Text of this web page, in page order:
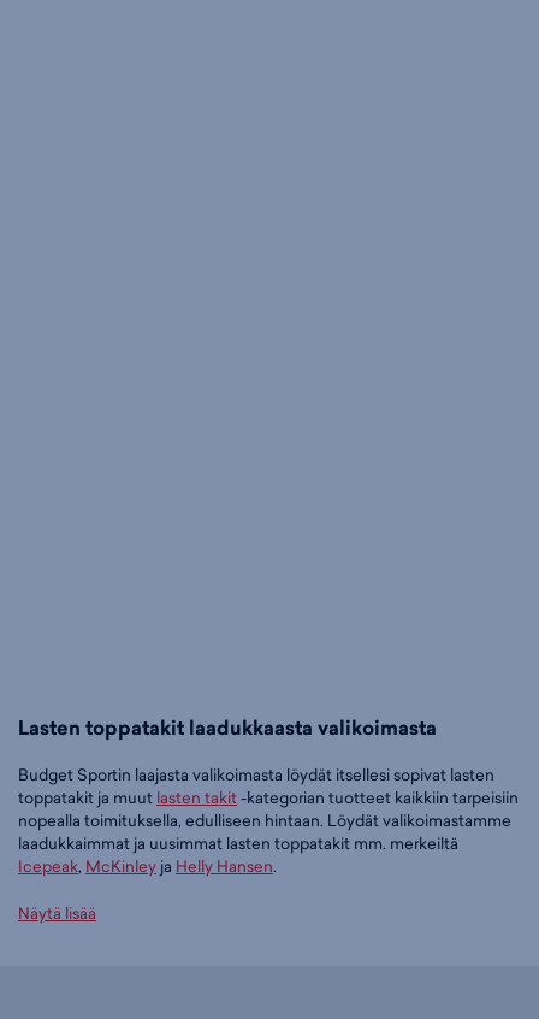
Lasten toppatakit laadukkaasta valikoimasta
Budget Sportin laajasta valikoimasta löydät itsellesi sopivat lasten
toppatakit ja muut lasten takit-kategorian tuotteet kaikkiin tarpeisiin
nopealla toimituksella, edulliseen hintaan. Löydät valikoimastamme
laadukkaimmat ja uusimmat lasten toppatakit mm. merkeiltä
Icepeak, McKinley ja Helly Hansen.
Tilaa lasten toppatakit edullisesti Budget Sportilta
Näytä lisää